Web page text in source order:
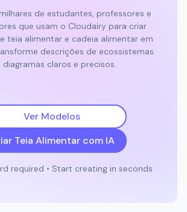
de estudantes, professores e
que usam o Cloudairy para criar
teia alimentar e cadeia alimentar em
descrições de ecossistemas
diagramas claros e precisos.
Ver Modelos
Teia Alimentar com IA
required • Start creating in seconds